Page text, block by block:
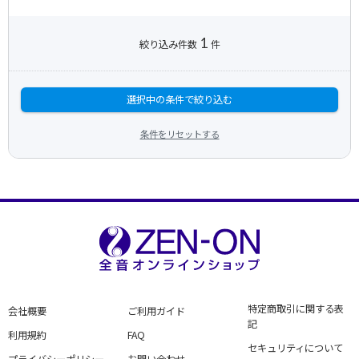
絞り込み件数 1 件
選択中の条件で絞り込む
条件をリセットする
会社概要
利用規約
ご利用ガイド
FAQ
特定商取引に関する表
記
セキュリティについて